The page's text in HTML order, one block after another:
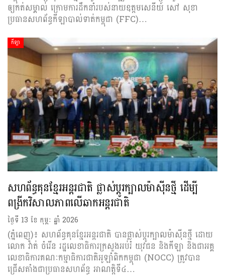
ឲ្យកត់សម្គាល់ ក្រោមការដឹកនាំរបស់នាយឧត្តមសេនីយ៍ សៅ សុខា
ប្រធានសហព័ន្ធកីឡាបាល់ទាត់កម្ពុជា (FFC)…
កីឡា
សហព័ន្ធគុនខ្មែរអន្ដរជាតិ ផ្លាស់ប្ដូរក្បាលម៉ាស៊ីនថ្មី ដើម្បី
ពង្រីកវិសាលភាពលើឆាកអន្ដរជាតិ
ថ្ងៃទី 13 ខែ កុម្ភៈ ឆ្នាំ 2026
(ភ្នំពេញ)៖ សហព័ន្ធគុនខ្មែរអន្ដរជាតិ បានផ្លាស់ប្ដូរក្បាលម៉ាស៊ីនថ្មី ដោយ
លោក វ៉ាត់ ចំរើន រដ្ឋលេខាធិការក្រសួងអប់រំ យុវជន និងកីឡា និងជាអគ្គ
លេខាធិការគណៈកម្មាធិការជាតិអូឡាំពិកកម្ពុជា (NOCC) ត្រូវបាន
ជ្រើសតាំងជាប្រធានសហព័ន្ធ អាណត្តិទី៤…